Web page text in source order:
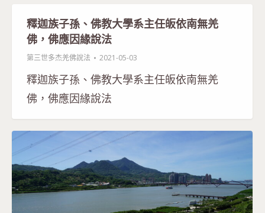
釋迦族子孫、佛教大學系主任皈依南無羌
佛，佛應因緣說法
第三世多杰羌佛說法 2021-05-03
釋迦族子孫、佛教大學系主任皈依南無羌
佛，佛應因緣說法